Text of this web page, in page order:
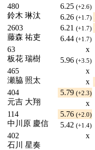
480
鈴木 琳汰
6.25 (+2.6)
6.26 (+1.7)
2603
藤森 祐吏
6.21 (+1.7)
6.44 (+1.7)
63
板花 瑞樹
x
5.96 (+3.5)
465
瀬脇 照太
x
x
404
元吉 大翔
5.79 (+2.3)
x
114
中川原 慶信
5.76 (+2.0)
5.42 (+1.4)
402
石川 星奏
x